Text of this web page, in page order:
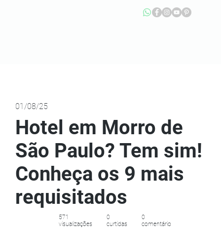
571
visualizações
0
curtidas
0
comentário
Hotel em Morro de
São Paulo? Tem sim!
Conheça os 9 mais
requisitados
01/08/25